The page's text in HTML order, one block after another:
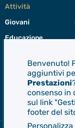
Attività
Giovani
Educazione
Gesuiti
Menù
di
navigazione
Benvenuto!
aggiuntivi
Prestazioni
consenso in
sul link
footer del
Personalizza